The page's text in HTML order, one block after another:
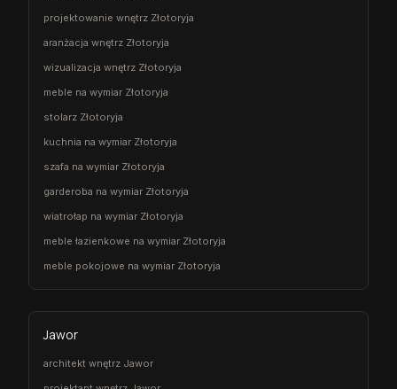
projektowanie wnętrz Złotoryja
aranżacja wnętrz Złotoryja
wizualizacja wnętrz Złotoryja
meble na wymiar Złotoryja
stolarz Złotoryja
kuchnia na wymiar Złotoryja
szafa na wymiar Złotoryja
garderoba na wymiar Złotoryja
wiatrołap na wymiar Złotoryja
meble łazienkowe na wymiar Złotoryja
meble pokojowe na wymiar Złotoryja
Jawor
architekt wnętrz Jawor